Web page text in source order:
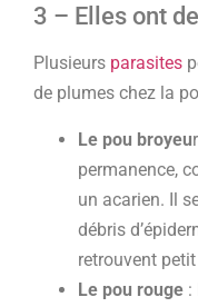
3 – Elles ont
Plusieurs parasites
de plumes chez la
Le pou broyeu
permanence,
un acarien. Il
débris
retrouvent
Le pou rouge :